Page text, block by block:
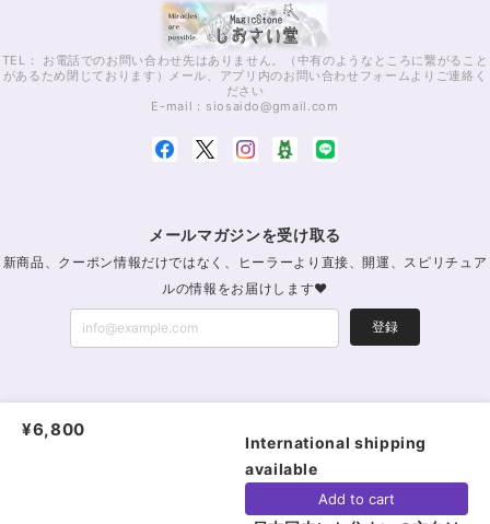
TEL： お電話でのお問い合わせ先はありません。（中有のようなところに繋がること
があるため閉じております）メール、アプリ内のお問い合わせフォームよりご連絡く
ださい
E-mail： siosaido@gmail.com
メールマガジンを受け取る
新商品、クーポン情報だけではなく、ヒーラーより直接、開運、スピリチュア
ルの情報をお届けします♥
登録
パワーストーン通販・浄化｜MagicStoneしおさい堂｜レイキパワーストーン公式
|プライバシーポリシー 特定商取引法に基づく表記
¥6,800
International shipping
available
Add to cart
ショップに質問する